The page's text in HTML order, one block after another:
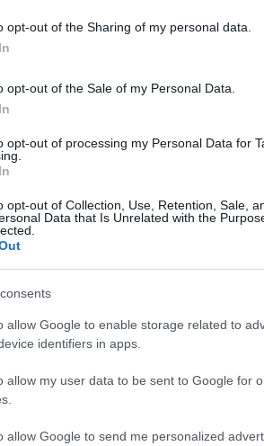
opt-out of the Sharing of my personal data.
opt-out of the Sale of my Personal Data.
opt-out of processing my Personal Data for
opt-out of Collection, Use, Retention, Sale,
Data that Is Unrelated with the
allow Google to enable storage related to
identifiers in apps.
allow my user data to be sent to Google for
allow Google to send me personalized
választása. Az intézmény
amelynek során a Richtersius
tíz napra a Foton-M3
a Földön megszokott ultraibolya-
az oxigént, mégis visszatértek.
ez a képessége talán a miénktől
a Naprendszerben, akár más